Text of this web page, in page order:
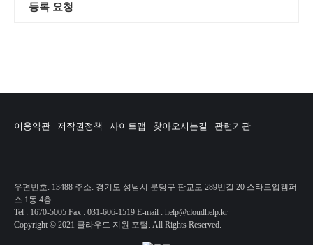
등록 요청
이용약관 저작권정책 사이트맵 찾아오시는길 관련기관
우편번호: 13488 주소: 경기도 성남시 분당구 판교로 289번길 20 스타트업캠퍼
스 1동 4층
Tel : 1670-5005 Fax : 031-606-1519 E-mail : help@cloudhelp.kr
Copyright © 2021 클라우드 지원 포털. All Rights Reserved.